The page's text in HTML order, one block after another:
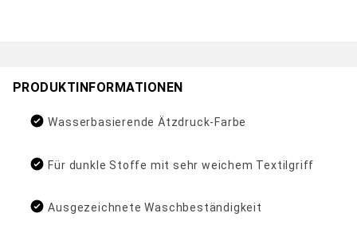
PRODUKTINFORMATIONEN
Wasserbasierende Ätzdruck-Farbe
Für dunkle Stoffe mit sehr weichem Textilgriff
Ausgezeichnete Waschbeständigkeit